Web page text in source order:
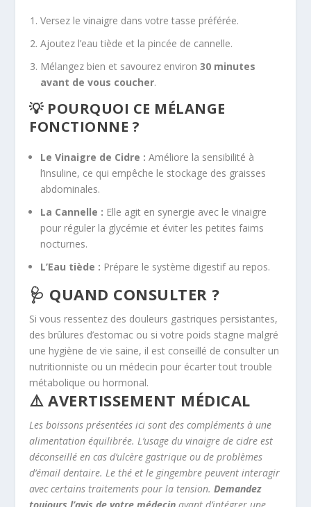
Versez le vinaigre dans votre tasse préférée.
Ajoutez l’eau tiède et la pincée de cannelle.
Mélangez bien et savourez environ30 minutes
avant de vous coucher.
💡 POURQUOI CE MÉLANGE
FONCTIONNE ?
Le Vinaigre de Cidre : Améliore la sensibilité à
l’insuline, ce qui empêche le stockage des graisses
abdominales.
La Cannelle : Elle agit en synergie avec le vinaigre
pour réguler la glycémie et éviter les petites faims
nocturnes.
L’Eau tiède : Prépare le système digestif au repos.
🩺 QUAND CONSULTER ?
Si vous ressentez des douleurs gastriques persistantes,
des brûlures d’estomac ou si votre poids stagne malgré
une hygiène de vie saine, il est conseillé de consulter un
nutritionniste ou un médecin pour écarter tout trouble
métabolique ou hormonal.
⚠️ AVERTISSEMENT MÉDICAL
Les boissons présentées ici sont des compléments à une
alimentation équilibrée. L’usage du vinaigre de cidre est
déconseillé en cas d’ulcère gastrique ou de problèmes
d’émail dentaire. Le thé et le gingembre peuvent interagir
avec certains traitements pour la tension.Demandez